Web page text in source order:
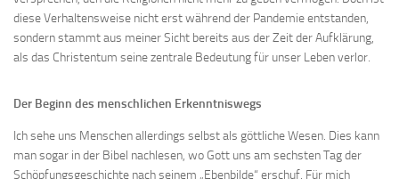
diese Verhaltensweise nicht erst während der Pandemie entstanden,
sondern stammt aus meiner Sicht bereits aus der Zeit der Aufklärung,
als das Christentum seine zentrale Bedeutung für unser Leben verlor.
Der Beginn des menschlichen Erkenntniswegs
Ich sehe uns Menschen allerdings selbst als göttliche Wesen. Dies kann
man sogar in der Bibel nachlesen, wo Gott uns am sechsten Tag der
Schöpfungsgeschichte nach seinem „Ebenbilde“ erschuf. Für mich